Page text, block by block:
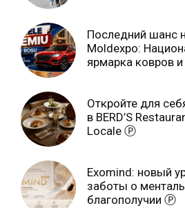
Последний шанс
Moldexpo:
ярмарка ковров
Откройте для
в BERD’S
Locale Ⓟ
Exomind: новый
заботы о
благополучии Ⓟ